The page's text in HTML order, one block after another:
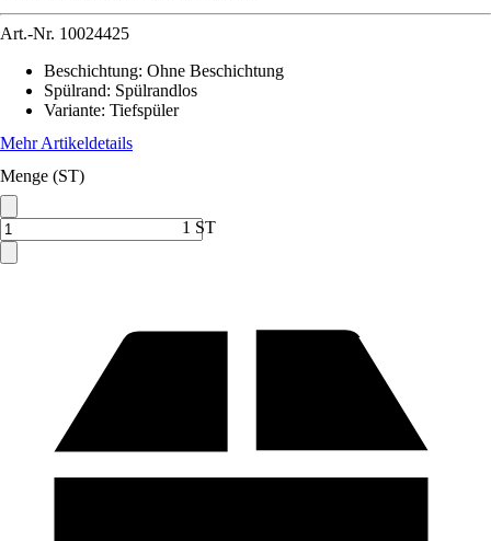
Art.-Nr. 10024425
Beschichtung: Ohne Beschichtung
Spülrand: Spülrandlos
Variante: Tiefspüler
Mehr Artikeldetails
Menge (ST)
1 ST